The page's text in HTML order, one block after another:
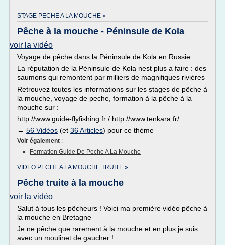
STAGE PECHE A LA MOUCHE »
Pêche à la mouche - Péninsule de Kola
voir la vidéo
Voyage de pêche dans la Péninsule de Kola en Russie.
La réputation de la Péninsule de Kola nest plus a faire : des
saumons qui remontent par milliers de magnifiques rivières
Retrouvez toutes les informations sur les stages de pêche à
la mouche, voyage de peche, formation à la pêche à la
mouche sur :
http://www.guide-flyfishing.fr / http://www.tenkara.fr/
→ 56 Vidéos (et 36 Articles) pour ce thème
Voir également :
Formation Guide De Peche A La Mouche
VIDEO PECHE A LA MOUCHE TRUITE »
Pêche truite à la mouche
voir la vidéo
Salut à tous les pêcheurs ! Voici ma première vidéo pêche à
la mouche en Bretagne
Je ne pêche que rarement à la mouche et en plus je suis
avec un moulinet de gaucher !